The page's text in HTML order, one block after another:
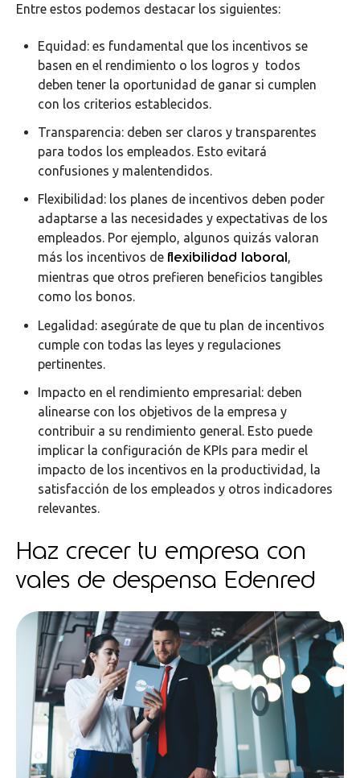
Entre estos podemos destacar los siguientes:
Equidad: es fundamental que los incentivos se
basen en el rendimiento o los logros y todos
deben tener la oportunidad de ganar si cumplen
con los criterios establecidos.
Transparencia: deben ser claros y transparentes
para todos los empleados. Esto evitará
confusiones y malentendidos.
Flexibilidad: los planes de incentivos deben poder
adaptarse a las necesidades y expectativas de los
empleados. Por ejemplo, algunos quizás valoran
más los incentivos de flexibilidad laboral,
mientras que otros prefieren beneficios tangibles
como los bonos.
Legalidad: asegúrate de que tu plan de incentivos
cumple con todas las leyes y regulaciones
pertinentes.
Impacto en el rendimiento empresarial: deben
alinearse con los objetivos de la empresa y
contribuir a su rendimiento general. Esto puede
implicar la configuración de KPIs para medir el
impacto de los incentivos en la productividad, la
satisfacción de los empleados y otros indicadores
relevantes.
Haz crecer tu empresa con
vales de despensa Edenred